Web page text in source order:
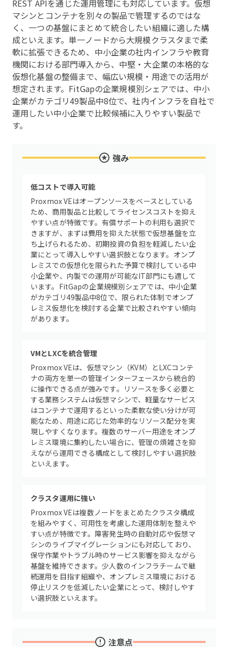
REST APIを通じた運用管理にも対応しています。仮想
マシンとコンテナを別々の製品で管理するのではな
く、一つの基盤にまとめて統合したい組織に適した構
成といえます。単一ノードから大規模クラスタまで柔
軟に拡張できるため、中小企業の社内インフラや教育
機関における部門導入から、中堅・大企業の本格的な
仮想化基盤の整備まで、幅広い規模・用途での活用が
想定されます。FitGapの企業規模別シェアでは、中小
企業がカテゴリ49製品中8位で、社内インフラを自社で
運用したい中小企業で比較候補に入りやすい製品で
す。
強み
低コストで導入可能
Proxmox VEはオープンソースをベースとしている
ため、商用製品と比較してライセンスコストを抑え
やすい点が特徴です。有償サポートの利用も選択で
きますが、まずは費用を抑えた状態で仮想基盤を立
ち上げられるため、初期投資の負担を軽減したい企
業にとって導入しやすい選択肢となります。オンプ
レミスでの仮想化を限られた予算で検討している中
小企業や、内製での運用が可能なIT部門にも適して
います。FitGapの企業規模別シェアでは、中小企業
がカテゴリ49製品中8位で、限られた体制でオンプ
レミス仮想化を検討する企業で比較されやすい傾向
があります。
VMとLXCを統合管理
Proxmox VEは、仮想マシン（KVM）とLXCコンテ
ナの両方を単一の管理インターフェースから統合的
に操作できる点が強みです。リソースを多く必要と
する業務システムは仮想マシンで、軽量なサービス
はコンテナで運用するといった柔軟な使い分けが可
能なため、用途に応じた効率的なリソース配分を実
現しやすくなります。複数のサーバー用途をオンプ
レミス環境に集約したい場合に、管理の煩雑さを抑
えながら運用できる構成として検討しやすい選択肢
といえます。
クラスタ運用に強い
Proxmox VEは複数ノードをまとめたクラスタ構成
を組みやすく、可用性を考慮した運用体制を整えや
すい点が特徴です。障害発生時の自動対応や仮想マ
シンのライブマイグレーションにも対応しており、
保守作業やトラブル時のサービス影響を抑えながら
基盤を維持できます。少人数のインフラチームで継
続運用を目指す組織や、オンプレミス環境における
停止リスクを低減したい企業にとって、検討しやす
い選択肢といえます。
注意点